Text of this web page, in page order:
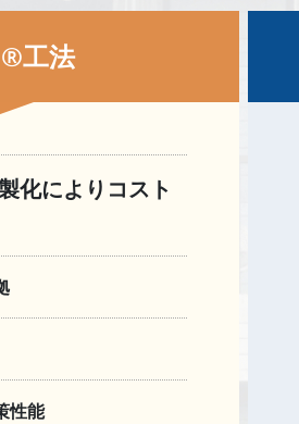
工法
化によりコスト
性能